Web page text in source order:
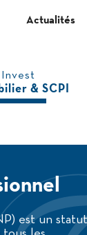
Actualités
Invest
& SCPI
est un statut